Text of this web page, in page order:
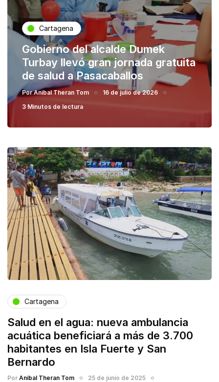
Cartagena
Gobierno del alcalde Dumek
Turbay llevó gran jornada gratuita
de salud a Pasacaballos
PorAnibal Theran Tom
16 de julio de 2026
3 Minutos de lectura
Cartagena
Salud en el agua: nueva ambulancia
acuática beneficiará a más de 3.700
habitantes en Isla Fuerte y San
Bernardo
Por Anibal Theran Tom
25 de junio de 2025